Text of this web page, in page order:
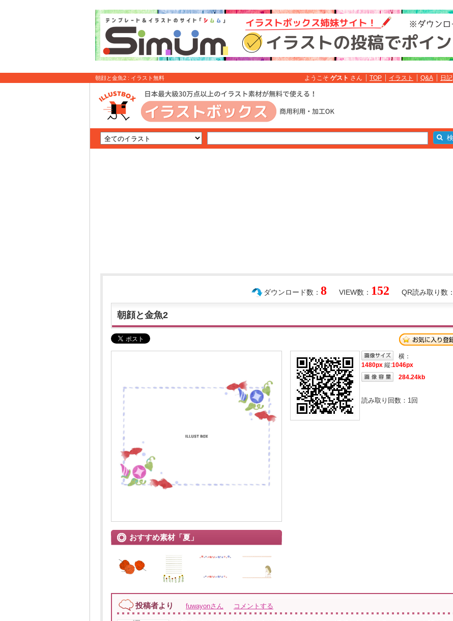
朝顔と金魚2 : イラスト無料 ようこそ ゲスト さん TOP イラスト Q&A 日記
QR読み取り数：
VIEW数： 152
ダウンロード数： 8
朝顔と金魚2
おすすめ素材「夏」
横：
1480px 縦:1046px
284.24kb
読み取り回数： 1回
投稿者より fuwayonさん コメントする